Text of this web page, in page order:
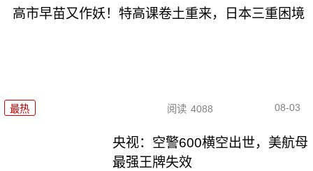
高市早苗又作妖！特高课卷土重来，日本三重困境
最热 阅读 4088 08-03
央视：空警600横空出世，美航母
最强王牌失效